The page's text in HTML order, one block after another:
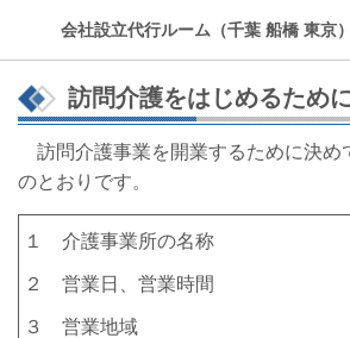
会社設立代行ルーム（千葉 船橋 東京）
訪問介護をはじめるため
訪問介護事業を開業するために決め
のとおりです。
１ 介護事業所の名称
２ 営業日、営業時間
３ 営業地域